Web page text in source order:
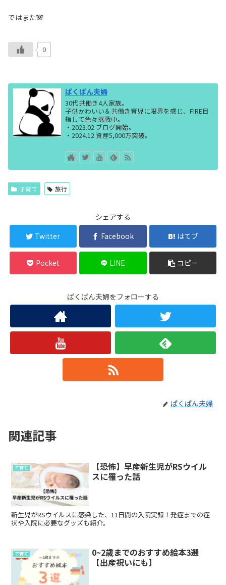
ではまた🐼
0
ぱくぱん夫婦
30代共働き4人家族。
子供かわいい＆共働き育児に限界を感じ、FIRE目
指して色々挑戦中。
・2023.02 ブログ開始。
・2024.12 資産5,000万突破。
子育て 旅行
シェアする
Twitter
Facebook はてブ
Pocket LINE コピー
ぱくぱん夫婦をフォローする
ぱくぱん夫婦
関連記事
子育て
【恐怖】早産新生児がRSウイル
スに罹った話
新生児がRSウイルスに感染した、11日間の入院実録！発症までの症
状や入院に必要なグッズも紹介。
子育て
0~2歳までのおすすめ絵本3選
【出産祝いにも】